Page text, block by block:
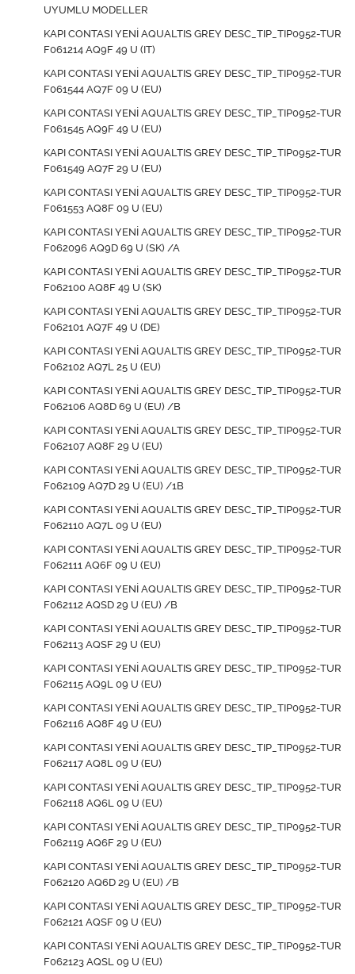
UYUMLU MODELLER
KAPI CONTASI YENİ AQUALTIS GREY DESC_TIP_TIP0952-TUR
F061214 AQ9F 49 U (IT)
KAPI CONTASI YENİ AQUALTIS GREY DESC_TIP_TIP0952-TUR
F061544 AQ7F 09 U (EU)
KAPI CONTASI YENİ AQUALTIS GREY DESC_TIP_TIP0952-TUR
F061545 AQ9F 49 U (EU)
KAPI CONTASI YENİ AQUALTIS GREY DESC_TIP_TIP0952-TUR
F061549 AQ7F 29 U (EU)
KAPI CONTASI YENİ AQUALTIS GREY DESC_TIP_TIP0952-TUR
F061553 AQ8F 09 U (EU)
KAPI CONTASI YENİ AQUALTIS GREY DESC_TIP_TIP0952-TUR
F062096 AQ9D 69 U (SK) /A
KAPI CONTASI YENİ AQUALTIS GREY DESC_TIP_TIP0952-TUR
F062100 AQ8F 49 U (SK)
KAPI CONTASI YENİ AQUALTIS GREY DESC_TIP_TIP0952-TUR
F062101 AQ7F 49 U (DE)
KAPI CONTASI YENİ AQUALTIS GREY DESC_TIP_TIP0952-TUR
F062102 AQ7L 25 U (EU)
KAPI CONTASI YENİ AQUALTIS GREY DESC_TIP_TIP0952-TUR
F062106 AQ8D 69 U (EU) /B
KAPI CONTASI YENİ AQUALTIS GREY DESC_TIP_TIP0952-TUR
F062107 AQ8F 29 U (EU)
KAPI CONTASI YENİ AQUALTIS GREY DESC_TIP_TIP0952-TUR
F062109 AQ7D 29 U (EU) /1B
KAPI CONTASI YENİ AQUALTIS GREY DESC_TIP_TIP0952-TUR
F062110 AQ7L 09 U (EU)
KAPI CONTASI YENİ AQUALTIS GREY DESC_TIP_TIP0952-TUR
F062111 AQ6F 09 U (EU)
KAPI CONTASI YENİ AQUALTIS GREY DESC_TIP_TIP0952-TUR
F062112 AQSD 29 U (EU) /B
KAPI CONTASI YENİ AQUALTIS GREY DESC_TIP_TIP0952-TUR
F062113 AQSF 29 U (EU)
KAPI CONTASI YENİ AQUALTIS GREY DESC_TIP_TIP0952-TUR
F062115 AQ9L 09 U (EU)
KAPI CONTASI YENİ AQUALTIS GREY DESC_TIP_TIP0952-TUR
F062116 AQ8F 49 U (EU)
KAPI CONTASI YENİ AQUALTIS GREY DESC_TIP_TIP0952-TUR
F062117 AQ8L 09 U (EU)
KAPI CONTASI YENİ AQUALTIS GREY DESC_TIP_TIP0952-TUR
F062118 AQ6L 09 U (EU)
KAPI CONTASI YENİ AQUALTIS GREY DESC_TIP_TIP0952-TUR
F062119 AQ6F 29 U (EU)
KAPI CONTASI YENİ AQUALTIS GREY DESC_TIP_TIP0952-TUR
F062120 AQ6D 29 U (EU) /B
KAPI CONTASI YENİ AQUALTIS GREY DESC_TIP_TIP0952-TUR
F062121 AQSF 09 U (EU)
KAPI CONTASI YENİ AQUALTIS GREY DESC_TIP_TIP0952-TUR
F062123 AQSL 09 U (EU)